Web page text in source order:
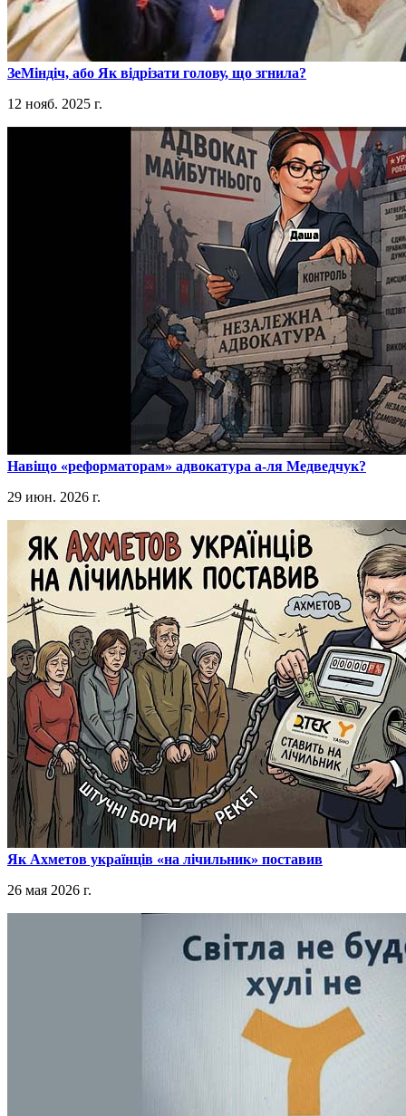
​ЗеМіндіч, або Як відрізати голову, що згнила?
12 нояб. 2025 г.
​Навіщо «реформаторам» адвокатура а-ля Медведчук?
29 июн. 2026 г.
​Як Ахметов українців «на лічильник» поставив
26 мая 2026 г.